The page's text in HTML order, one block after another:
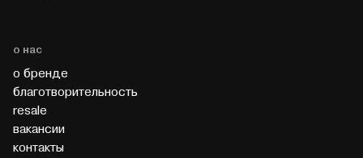
о нас
о бренде
благотворительность
resale
вакансии
контакты